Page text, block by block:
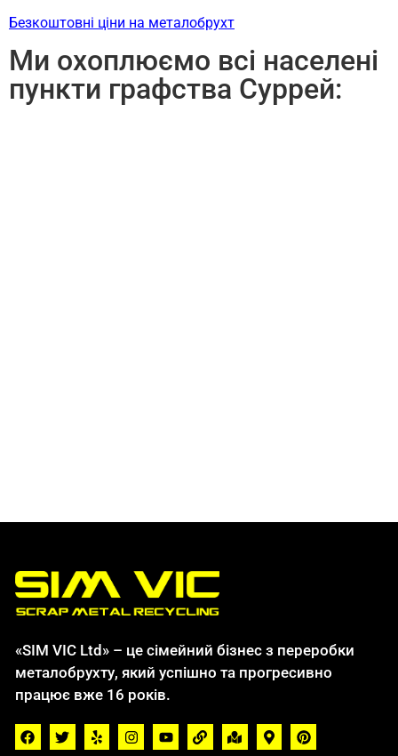
Безкоштовні ціни на металобрухт
Ми охоплюємо всі населені
пункти графства Суррей:
«SIM VIC Ltd» – це сімейний бізнес з переробки
металобрухту, який успішно та прогресивно
працює вже 16 років.